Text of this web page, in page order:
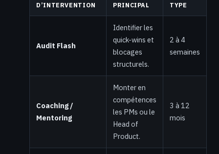
D’INTERVENTION
PRINCIPAL
TYPE
Audit Flash
Identifier les
quick-wins et
blocages
structurels.
2 à 4
semaines
Coaching /
Mentoring
Monter en
compétences
les PMs ou le
Head of
Product.
3 à 12
mois